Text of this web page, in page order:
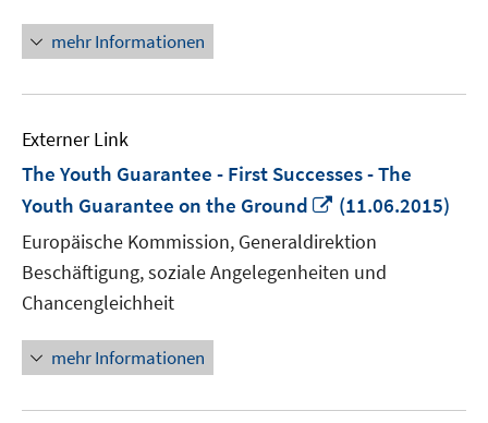
mehr Informationen
Externer Link
The Youth Guarantee - First Successes - The
Youth Guarantee on the Ground
In
neuem
Fenster
öffnen
(11.06.2015)
Europäische Kommission, Generaldirektion
Beschäftigung, soziale Angelegenheiten und
Chancengleichheit
mehr Informationen